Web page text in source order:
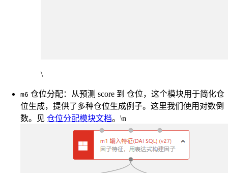
\
m6 仓位分配：从预测 score 到 仓位，这个模块用于简化仓
位生成，提供了多种仓位生成例子。这里我们使用对数倒
数。见 仓位分配模块文档。\n